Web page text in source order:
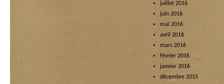
juillet 2016
juin 2016
mai 2016
avril 2016
mars 2016
février 2016
janvier 2016
décembre 2015